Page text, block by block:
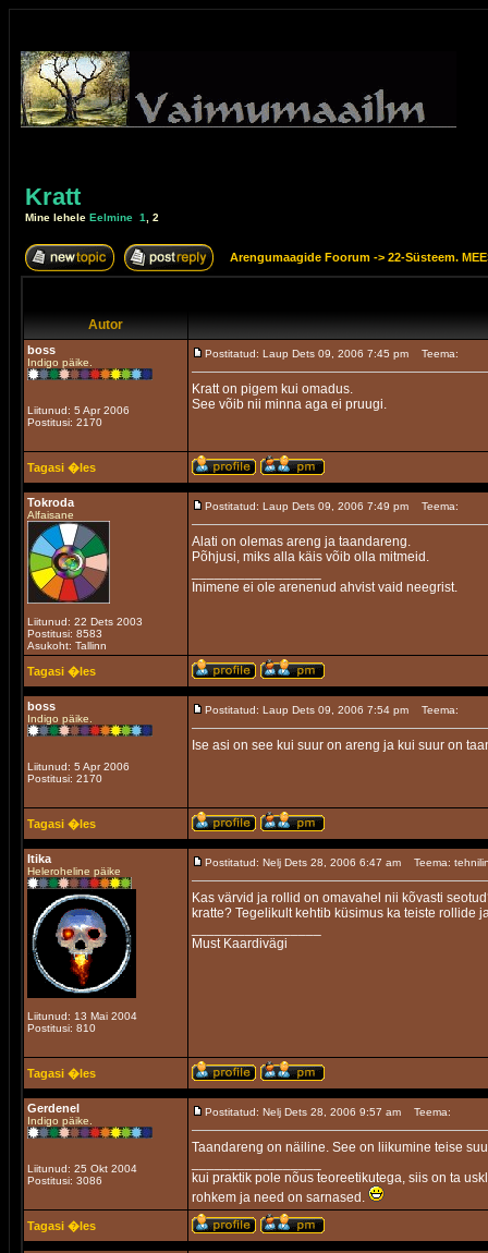
Kratt
Mine lehele Eelmine 1 2
Arengumaagide Foorum -> 22-Süsteem.
Autor
boss
Indigo päike.
Liitunud: 5 Apr 2006
Postitusi: 2170
Postitatud: Laup Dets 09, 2006 7:45 pm Teema:
Kratt on pigem kui omadus.
See võib nii minna aga ei pruugi.
Tagasi �les
Tokroda
Alfaisane
Liitunud: 22 Dets 2003
Postitusi: 8583
Asukoht: Tallinn
Postitatud: Laup Dets 09, 2006 7:49 pm Teema:
Alati on olemas areng ja taandareng.
Põhjusi, miks alla käis võib olla mitmeid.
Inimene ei ole arenenud ahvist vaid neegrist.
Tagasi �les
boss
Indigo päike.
Liitunud: 5 Apr 2006
Postitusi: 2170
Postitatud: Laup Dets 09, 2006 7:54 pm Teema:
Ise asi on see kui suur on areng ja kui suur on
Tagasi �les
Itika
Heleroheline päike
Liitunud: 13 Mai 2004
Postitusi: 810
Postitatud: Nelj Dets 28, 2006 6:47 am Teema:
Kas värvid ja rollid on omavahel nii kõvasti
kratte? Tegelikult kehtib küsimus ka teiste rollide
Must Kaardivägi
Tagasi �les
Gerdenel
Indigo päike.
Liitunud: 25 Okt 2004
Postitusi: 3086
Postitatud: Nelj Dets 28, 2006 9:57 am Teema:
Taandareng on näiline. See on liikumine teise
kui praktik pole nõus teoreetikutega, siis on ta
rohkem ja need on sarnased.
Tagasi �les